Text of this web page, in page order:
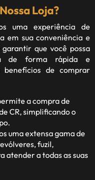
Loja?
uma experiência de
em sua conveniência e
garantir que você possa
de forma rápida e
benefícios de comprar
a compra de
CR, simplificando o
uma extensa gama de
fuzil,
atender a todas as suas